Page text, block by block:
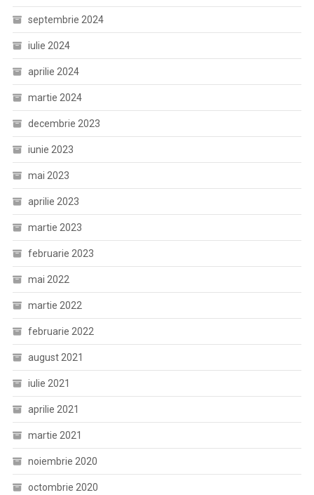
septembrie 2024
iulie 2024
aprilie 2024
martie 2024
decembrie 2023
iunie 2023
mai 2023
aprilie 2023
martie 2023
februarie 2023
mai 2022
martie 2022
februarie 2022
august 2021
iulie 2021
aprilie 2021
martie 2021
noiembrie 2020
octombrie 2020